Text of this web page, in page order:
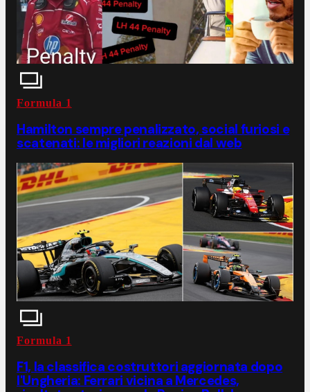
Formula 1
Hamilton sempre penalizzato, social furiosi e
scatenati: le migliori reazioni dal web
Formula 1
F1, la classifica costruttori aggiornata dopo
l'Ungheria: Ferrari vicina a Mercedes,